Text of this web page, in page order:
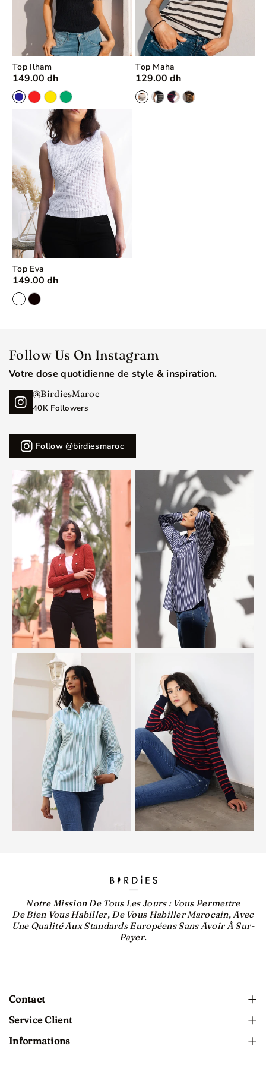
Top Ilham
149.00 dh
Top Maha
129.00 dh
Top Eva
149.00 dh
Follow Us On Instagram
Votre dose quotidienne de style & inspiration.
@BirdiesMaroc
40K Followers
Follow @birdiesmaroc
Notre Mission De Tous Les Jours : Vous Permettre
De Bien Vous Habiller, De Vous Habiller Marocain, Avec
Une Qualité Aux Standards Européens Sans Avoir À Sur-
Payer.
Contact
Service Client
Conseils
Informations